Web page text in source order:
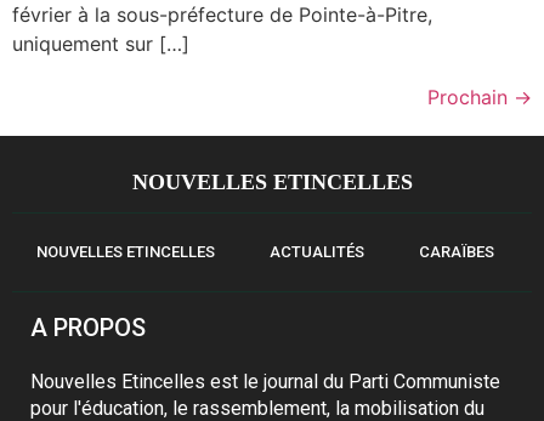
février à la sous-préfecture de Pointe-à-Pitre,
uniquement sur […]
Prochain →
NOUVELLES ETINCELLES
NOUVELLES ETINCELLES ACTUALITÉS CARAÏBES
A PROPOS
Nouvelles Etincelles est le journal du Parti Communiste
pour l'éducation, le rassemblement, la mobilisation du